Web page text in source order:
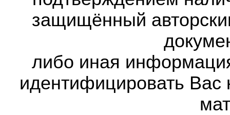
защищённый
либо иная
идентифицировать Вас